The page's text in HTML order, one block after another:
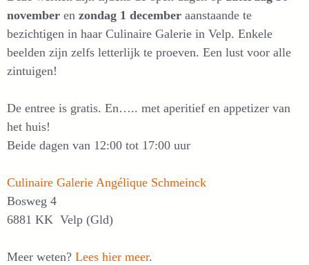
november en zondag 1 december aanstaande te
bezichtigen in haar Culinaire Galerie in Velp. Enkele
beelden zijn zelfs letterlijk te proeven. Een lust voor alle
zintuigen!
De entree is gratis. En….. met aperitief en appetizer van
het huis!
Beide dagen van 12:00 tot 17:00 uur
Culinaire Galerie Angélique Schmeinck
Bosweg 4
6881 KK Velp (Gld)
Meer weten? Lees hier meer.